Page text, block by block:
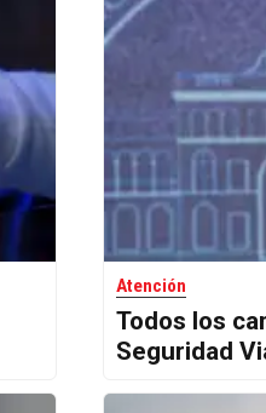
Atención
Todos los
Seguridad